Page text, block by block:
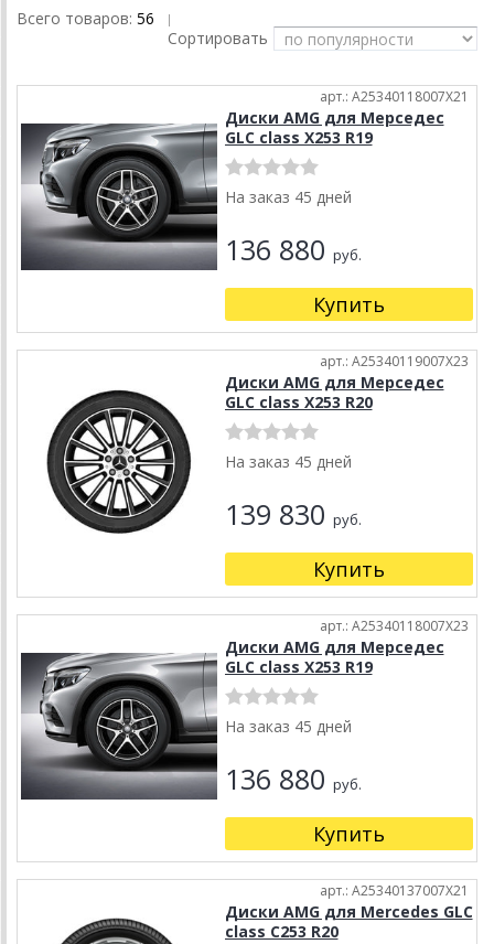
Всего товаров: 56 |
Сортировать
арт.: A25340118007X21
Диски AMG для Мерседес
GLC class X253 R19
На заказ 45 дней
136 880 руб.
Купить
арт.: A25340119007X23
Диски AMG для Мерседес
GLC class X253 R20
На заказ 45 дней
139 830 руб.
Купить
арт.: A25340118007X23
Диски AMG для Мерседес
GLC class X253 R19
На заказ 45 дней
136 880 руб.
Купить
арт.: A25340137007X21
Диски AMG для Mercedes GLC
class C253 R20